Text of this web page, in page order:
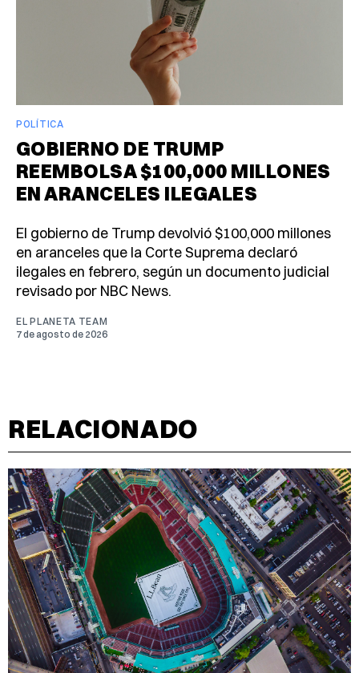
POLÍTICA
GOBIERNO DE TRUMP
REEMBOLSA $100,000 MILLONES
EN ARANCELES ILEGALES
El gobierno de Trump devolvió $100,000 millones
en aranceles que la Corte Suprema declaró
ilegales en febrero, según un documento judicial
revisado por NBC News.
EL PLANETA TEAM
7 de agosto de 2026
RELACIONADO